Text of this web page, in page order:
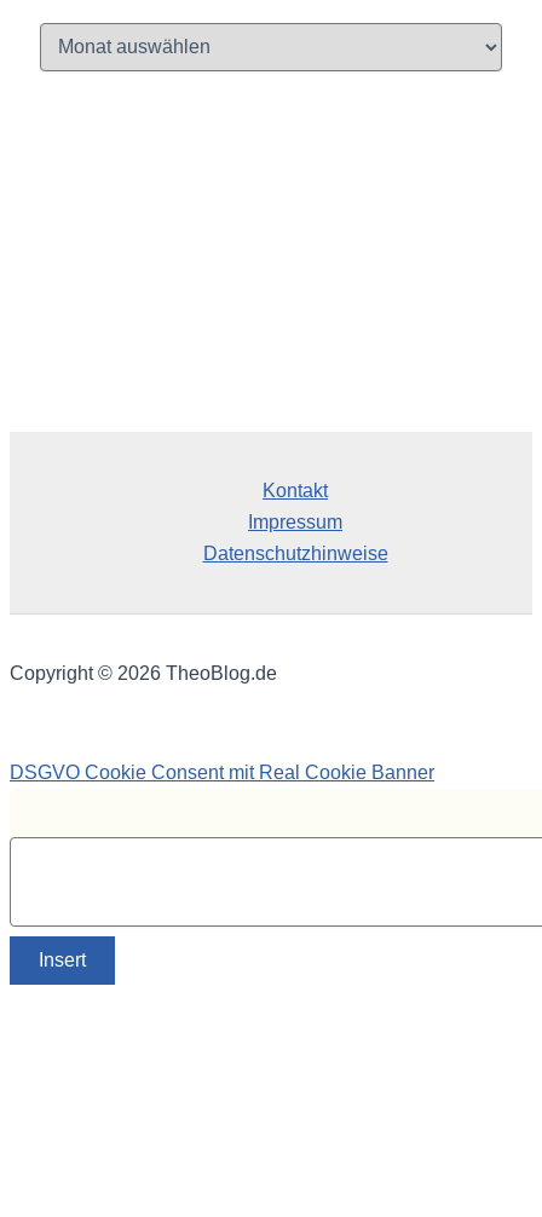
Kontakt
Impressum
Datenschutzhinweise
Copyright © 2026 TheoBlog.de
DSGVO Cookie Consent mit Real Cookie Banner
Insert